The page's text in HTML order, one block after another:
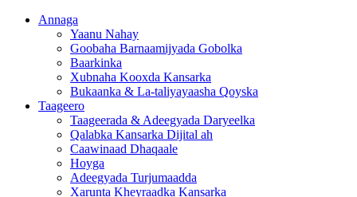
Annaga
Yaanu Nahay
Goobaha Barnaamijyada Gobolka
Baarkinka
Xubnaha Kooxda Kansarka
Bukaanka & La-taliyayaasha Qoyska
Taageero
Taageerada & Adeegyada Daryeelka
Qalabka Kansarka Dijital ah
Caawinaad Dhaqaale
Hoyga
Adeegyada Turjumaadda
Xarunta Kheyraadka Kansarka